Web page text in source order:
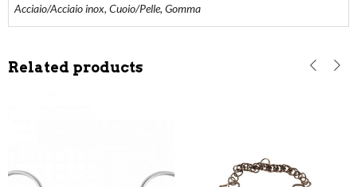
Acciaio/Acciaio inox, Cuoio/Pelle, Gomma
Related products